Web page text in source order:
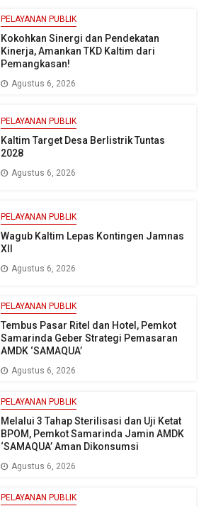
PELAYANAN PUBLIK
Kokohkan Sinergi dan Pendekatan
Kinerja, Amankan TKD Kaltim dari
Pemangkasan!
Agustus 6, 2026
PELAYANAN PUBLIK
Kaltim Target Desa Berlistrik Tuntas
2028
Agustus 6, 2026
PELAYANAN PUBLIK
Wagub Kaltim Lepas Kontingen Jamnas
XII
Agustus 6, 2026
PELAYANAN PUBLIK
Tembus Pasar Ritel dan Hotel, Pemkot
Samarinda Geber Strategi Pemasaran
AMDK ‘SAMAQUA’
Agustus 6, 2026
PELAYANAN PUBLIK
Melalui 3 Tahap Sterilisasi dan Uji Ketat
BPOM, Pemkot Samarinda Jamin AMDK
‘SAMAQUA’ Aman Dikonsumsi
Agustus 6, 2026
PELAYANAN PUBLIK